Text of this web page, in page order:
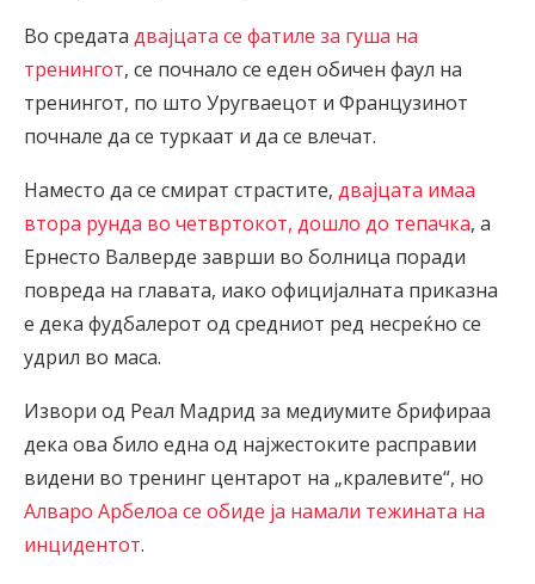
Во средата двајцата се фатиле за гуша на
тренингот, се почнало се еден обичен фаул на
тренингот, по што Уругваецот и Французинот
почнале да се туркаат и да се влечат.
Наместо да се смират страстите, двајцата имаа
втора рунда во четвртокот, дошло до тепачка, а
Ернесто Валверде заврши во болница поради
повреда на главата, иако официјалната приказна
е дека фудбалерот од средниот ред несреќно се
удрил во маса.
Извори од Реал Мадрид за медиумите брифираа
дека ова било една од најжестоките расправии
видени во тренинг центарот на „кралевите“, но
Алваро Арбелоа се обиде ја намали тежината на
инцидентот.